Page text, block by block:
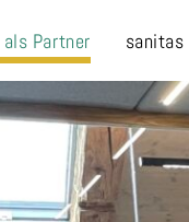
als Partner sanitas